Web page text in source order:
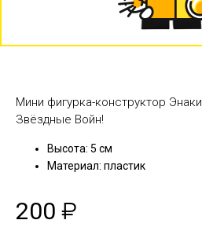
Мини фигурка-конструктор
Звёздные Войн!
Высота: 5 см
Материал: пластик
200 ₽